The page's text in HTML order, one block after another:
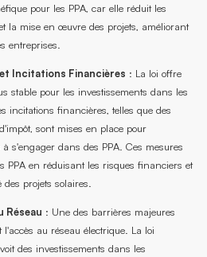
pour les PPA, car elle réduit les
la mise en œuvre des projets, améliorant
entreprises.
Incitations Financières : La loi offre
stable pour les investissements dans les
incitations financières, telles que des
sont mises en place pour
s'engager dans des PPA. Ces mesures
PPA en réduisant les risques financiers et
projets solaires.
Réseau : Une des barrières majeures
l'accès au réseau électrique. La loi
des investissements dans les